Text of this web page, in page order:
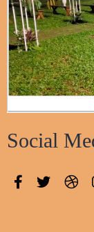
Social